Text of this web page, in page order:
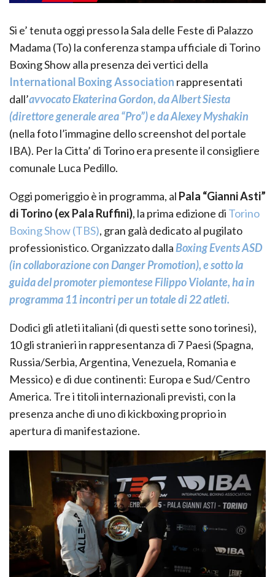
Si e’ tenuta oggi presso la Sala delle Feste di Palazzo
Madama (To) la conferenza stampa ufficiale di Torino
Boxing Show alla presenza dei vertici della
International Boxing Association rappresentati
dall’avvocato Ekaterina Gordon, da Albert Siesta
(direttore generale area “Pro”) e da Alexey Myshakin
(nella foto l’immagine dello screenshot del portale
IBA). Per la Citta’ di Torino era presente il consigliere
comunale Luca Pedillo.
Oggi pomeriggio è in programma, al Pala “Gianni Asti”
di Torino (ex Pala Ruffini), la prima edizione di Torino
Boxing Show (TBS), gran galà dedicato al pugilato
professionistico. Organizzato dallaBoxing Events ASD
(in collaborazione con Danger Promotion), e sotto la
guida del promoter piemontese Filippo Violante, ha in
programma 11 incontri per un totale di 22 atleti.
Dodici gli atleti italiani (di questi sette sono torinesi),
10 gli stranieri in rappresentanza di 7 Paesi (Spagna,
Russia/Serbia, Argentina, Venezuela, Romania e
Messico) e di due continenti: Europa e Sud/Centro
America. Tre i titoli internazionali previsti, con la
presenza anche di uno di kickboxing proprio in
apertura di manifestazione.